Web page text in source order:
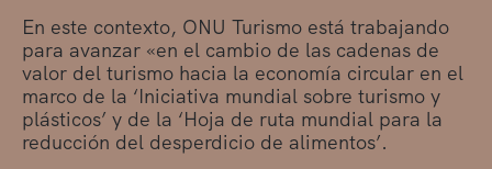
En este contexto, ONU Turismo está trabajando
para avanzar «en el cambio de las cadenas de
valor del turismo hacia la economía circular en el
marco de la ‘Iniciativa mundial sobre turismo y
plásticos’ y de la ‘Hoja de ruta mundial para la
reducción del desperdicio de alimentos’.